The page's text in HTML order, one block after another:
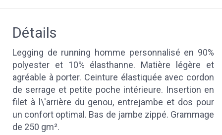
Détails
Legging de running homme personnalisé en 90%
polyester et 10% élasthanne. Matière légère et
agréable à porter. Ceinture élastiquée avec cordon
de serrage et petite poche intérieure. Insertion en
filet à l\'arrière du genou, entrejambe et dos pour
un confort optimal. Bas de jambe zippé. Grammage
de 250 gm².